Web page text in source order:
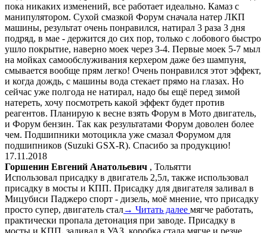
пока никаких изменений, все работает идеально. Камаз с
манипулятором. Сухой смазкой Форум сначала натер ЛКП
машины, результат очень понравился, натирал 3 раза 3 дня
подряд, в мае - держится до сих пор, только с лобового быстро
ушло покрытие, наверно моек через 3-4. Первые моек 5-7 мыл
на мойках самообслуживания керхером даже без шампуня,
смывается вообще прям легко! Очень понравился этот эффект,
и когда дождь, с машины вода стекает прямо на глазах. Но
сейчас уже полгода не натирал, надо бы ещё перед зимой
натереть, хочу посмотреть какой эффект будет против
реагентов. Планирую к весне взять Форум в Мото двигатель,
и Форум бензин. Так как результатами Форум доволен более
чем. Подшипники мотоцикла уже смазал Форумом для
подшипников (Suzuki GSX-R). Спасибо за продукцию!
17.11.2018
Горшенин Евгений Анатольевич , Тольятти
Использовал присадку в двигатель 2,5л, также использовал
присадку в мосты и КПП. Присадку для двигателя заливал в
Мицубиси Паджеро спорт - дизель, моё мнение, что присадку
просто супер, двигатель стал→ Читать далее мягче работать,
практически пропала детонация при заводе. Присадку в
мосты и КПП, заливал в УАЗ, коробка стала мягче и резче